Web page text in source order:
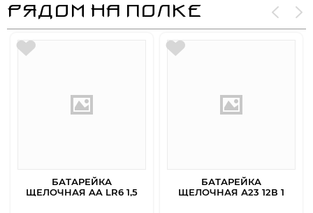
РЯДОМ НА ПОЛКЕ
БАТАРЕЙКА
ЩЕЛОЧНАЯ AA LR6 1,5
БАТАРЕЙКА
ЩЕЛОЧНАЯ А23 12В 1